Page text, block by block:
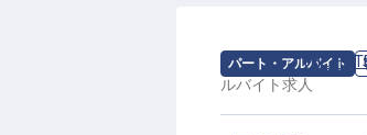
パート・アルバイト
求人情報：THE
ルバイト求人